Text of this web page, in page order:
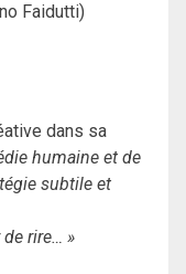
Faidutti)
dans sa
humaine et de
subtile et
rire… »